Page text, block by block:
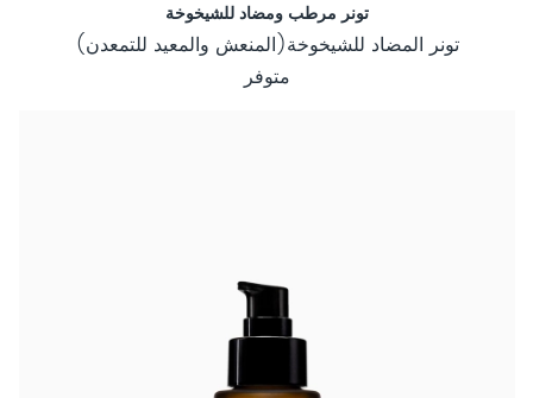
تونر مرطب ومضاد للشيخوخة
تونر المضاد للشيخوخة(المنعش والمعيد للتمعدن)
متوفر